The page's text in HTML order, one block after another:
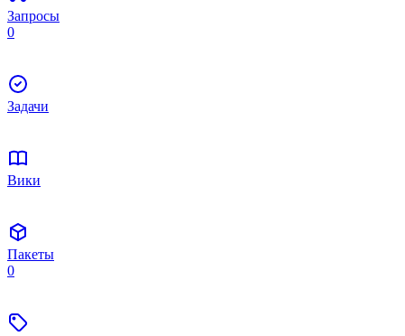
Запросы
0
Задачи
Вики
Пакеты
0